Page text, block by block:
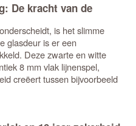
De kracht van de
is het slimme
glasdeur is er een
Deze zwarte en witte
8 mm vlak lijnenspel,
creëert tussen bijvoorbeeld